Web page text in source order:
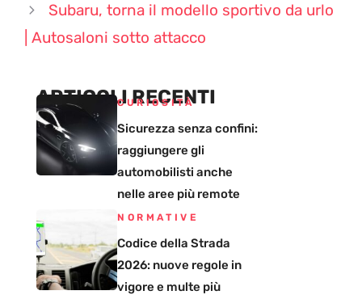
Subaru, torna il modello sportivo da urlo
| Autosaloni sotto attacco
ARTICOLI RECENTI
CURIOSITÀ
Sicurezza senza confini:
raggiungere gli
automobilisti anche
nelle aree più remote
NORMATIVE
Codice della Strada
2026: nuove regole in
vigore e multe più